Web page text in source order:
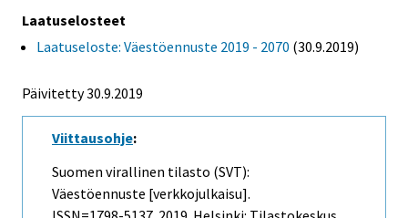
Laatuselosteet
Laatuseloste: Väestöennuste 2019 - 2070 (30.9.2019)
Päivitetty 30.9.2019
Viittausohje:
Suomen virallinen tilasto (SVT):
Väestöennuste [verkkojulkaisu].